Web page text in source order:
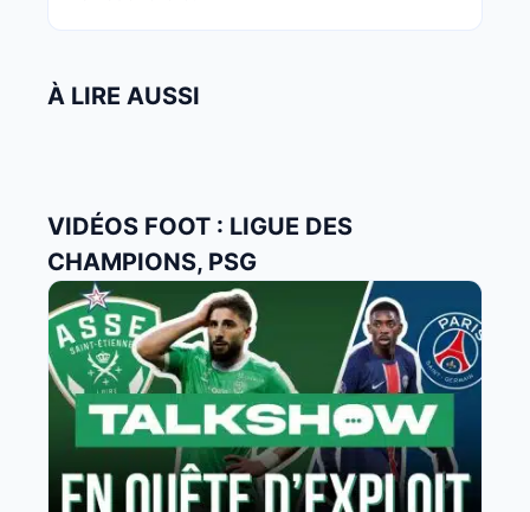
À LIRE AUSSI
VIDÉOS FOOT : LIGUE DES
CHAMPIONS, PSG